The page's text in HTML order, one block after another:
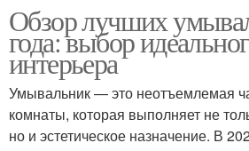
Обзор лучших
года: выбор
интерьера
Умывальник — это неотъемлемая
комнаты, которая выполняет не
но и эстетическое назначение. В